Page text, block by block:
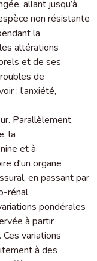
allant jusqu’à
non résistante
la
altérations
et de ses
de
: l’anxiété,
Parallèlement,
la
et à
d'un organe
en passant par
rénal.
pondérales
à partir
variations
à des